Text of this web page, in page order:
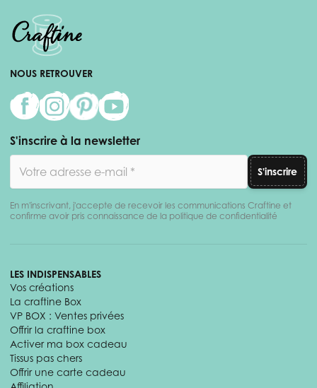
NOUS RETROUVER
S'inscrire à la newsletter
S'inscrire
En m'inscrivant, j'accepte de recevoir les communications Craftine et
confirme avoir pris connaissance de la politique de confidentialité
LES INDISPENSABLES
Vos créations
La craftine Box
VP BOX : Ventes privées
Offrir la craftine box
Activer ma box cadeau
Tissus pas chers
Offrir une carte cadeau